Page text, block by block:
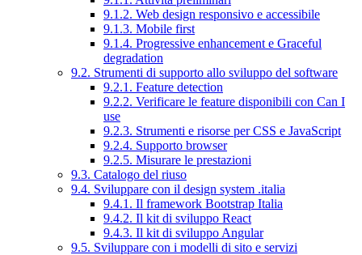
9.1.2. Web design responsivo e accessibile
9.1.3. Mobile first
9.1.4. Progressive enhancement e Graceful
degradation
9.2. Strumenti di supporto allo sviluppo del software
9.2.1. Feature detection
9.2.2. Verificare le feature disponibili con Can I
use
9.2.3. Strumenti e risorse per CSS e JavaScript
9.2.4. Supporto browser
9.2.5. Misurare le prestazioni
9.3. Catalogo del riuso
9.4. Sviluppare con il design system .italia
9.4.1. Il framework Bootstrap Italia
9.4.2. Il kit di sviluppo React
9.4.3. Il kit di sviluppo Angular
9.5. Sviluppare con i modelli di sito e servizi